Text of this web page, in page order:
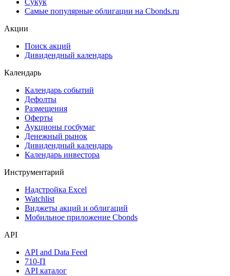
Сукук
Самые популярные облигации на Cbonds.ru
Акции
Поиск акций
Дивидендный календарь
Календарь
Календарь событий
Дефолты
Размещения
Оферты
Аукционы госбумаг
Денежный рынок
Дивидендный календарь
Календарь инвестора
Инструментарий
Надстройка Excel
Watchlist
Виджеты акций и облигаций
Мобильное приложение Cbonds
API
API and Data Feed
710-П
API каталог